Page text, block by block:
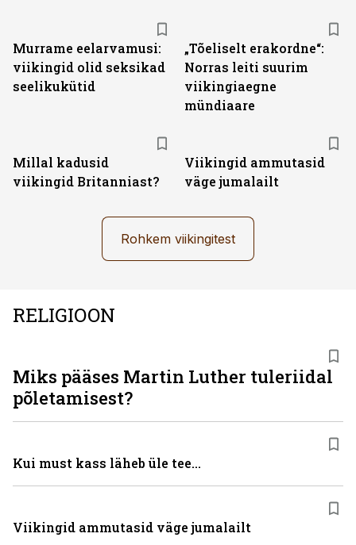
Murrame eelarvamusi:
viikingid olid seksikad
seelikukütid
„Tõeliselt erakordne“:
Norras leiti suurim
viikingiaegne
mündiaare
Millal kadusid
viikingid Britanniast?
Viikingid ammutasid
väge jumalailt
Rohkem viikingitest
RELIGIOON
Miks pääses Martin Luther tuleriidal
põletamisest?
Kui must kass läheb üle tee...
Viikingid ammutasid väge jumalailt